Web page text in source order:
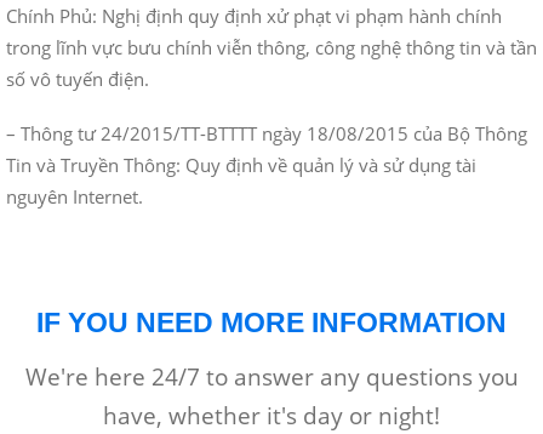
Chính Phủ: Nghị định quy định xử phạt vi phạm hành chính
trong lĩnh vực bưu chính viễn thông, công nghệ thông tin và tần
số vô tuyến điện.
– Thông tư 24/2015/TT-BTTTT ngày 18/08/2015 của Bộ Thông
Tin và Truyền Thông: Quy định về quản lý và sử dụng tài
nguyên Internet.
IF YOU NEED MORE INFORMATION
We're here 24/7 to answer any questions you
have, whether it's day or night!